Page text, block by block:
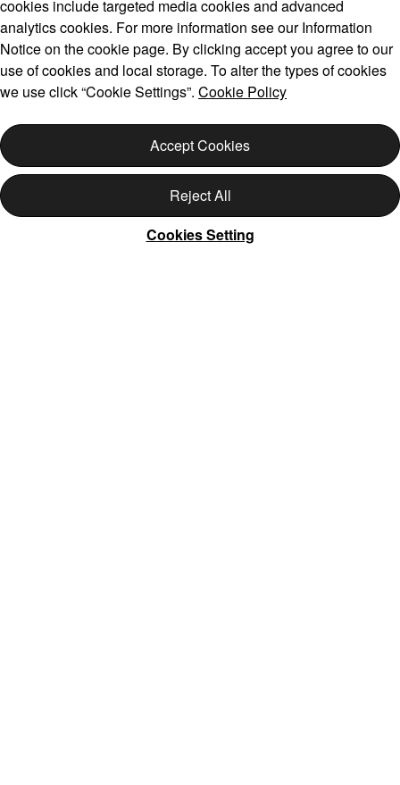
cookies include targeted media cookies and advanced
analytics cookies. For more information see our Information
Notice on the cookie page. By clicking accept you agree to our
use of cookies and local storage. To alter the types of cookies
we use click “Cookie Settings”. Cookie Policy
Accept Cookies
Reject All
Cookies Setting